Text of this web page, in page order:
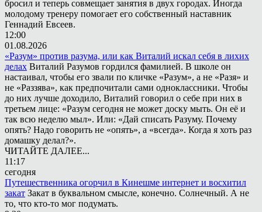
бросил и теперь совмещает занятия в двух городах. Иногда
молодому тренеру помогает его собственный наставник
Геннадий Евсеев.
12:00
01.08.2026
«Разум» против разума, или как Виталий искал себя в лихих
делах Виталий Разумов гордился фамилией. В школе он
настаивал, чтобы его звали по кличке «Разум», а не «Разя» и
не «Раззява», как предпочитали сами одноклассники. Чтобы
до них лучше доходило, Виталий говорил о себе при них в
третьем лице: «Разум сегодня не может доску мыть. Он её и
так всю неделю мыл». Или: «Дай списать Разуму. Почему
опять? Надо говорить не «опять», а «всегда». Когда я хоть раз
домашку делал?».
ЧИТАЙТЕ ДАЛЕЕ...
11:17
сегодня
Путешественника огорчил в Кинешме интернет и восхитил
закат Закат в буквальном смысле, конечно. Солнечный. А не
то, что кто-то мог подумать.